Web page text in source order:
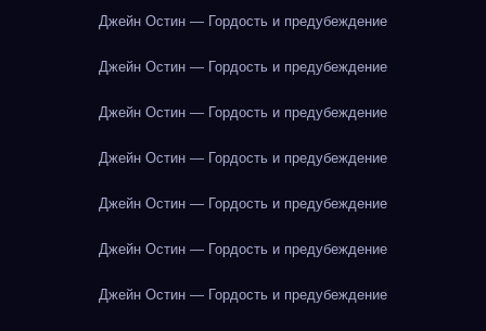
Джейн Остин — Гордость и предубеждение
Джейн Остин — Гордость и предубеждение
Джейн Остин — Гордость и предубеждение
Джейн Остин — Гордость и предубеждение
Джейн Остин — Гордость и предубеждение
Джейн Остин — Гордость и предубеждение
Джейн Остин — Гордость и предубеждение